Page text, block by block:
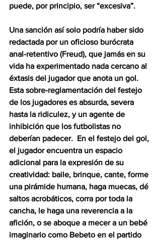
puede, por principio, ser “excesiva”.
Una sanción así solo podría haber sido
redactada por un oficioso burócrata
anal-retentivo (Freud), que jamás en su
vida ha experimentado nada cercano al
éxtasis del jugador que anota un gol.
Esta sobre-reglamentación del festejo
de los jugadores es absurda, severa
hasta la ridiculez, y un agente de
inhibición que los futbolistas no
deberían padecer.  En el festejo del gol,
el jugador encuentra un espacio
adicional para la expresión de su
creatividad: baile, brinque, cante, forme
una pirámide humana, haga muecas, dé
saltos acrobáticos, corra por toda la
cancha, le haga una reverencia a la
afición, o se aboque a mecer a un bebé
imaginario como Bebeto en el partido